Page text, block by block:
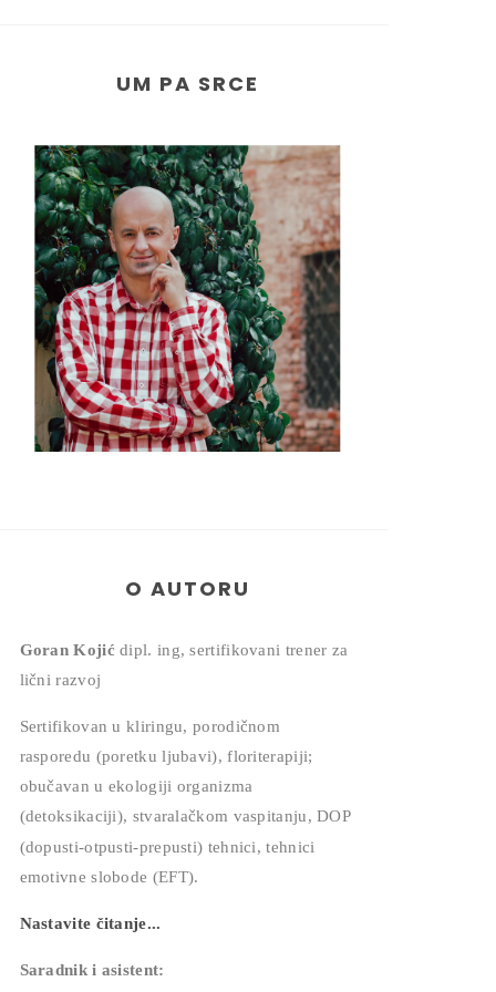
UM PA SRCE
O AUTORU
Goran Kojić dipl. ing, sertifikovani trener za
lični razvoj
Sertifikovan u kliringu, porodičnom
rasporedu (poretku ljubavi), floriterapiji;
obučavan u ekologiji organizma
(detoksikaciji), stvaralačkom vaspitanju, DOP
(dopusti-otpusti-prepusti) tehnici,tehnici
emotivne slobode (EFT).
Nastavite čitanje...
Saradnik i asistent: